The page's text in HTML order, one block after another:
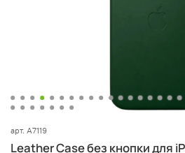
арт. A7119
Leather Case без кнопки для